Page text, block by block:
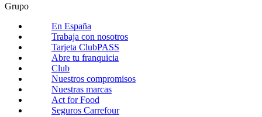
Grupo
En España
Trabaja con nosotros
Tarjeta ClubPASS
Abre tu franquicia
Club
Nuestros compromisos
Nuestras marcas
Act for Food
Seguros Carrefour